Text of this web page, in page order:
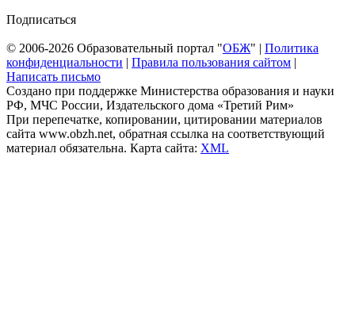
Подписаться
© 2006-2026 Образовательный портал "ОБЖ" | Политика
конфиденциальности | Правила пользования сайтом |
Написать письмо
Создано при поддержке Министерства образования и науки
РФ, МЧС России, Издательского дома «Третий Рим»
При перепечатке, копировании, цитировании материалов
сайта www.obzh.net, обратная ссылка на соответствующий
материал обязательна. Карта сайта: XML